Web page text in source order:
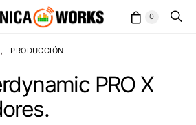
0
PRODUCCIÓN
PRO X